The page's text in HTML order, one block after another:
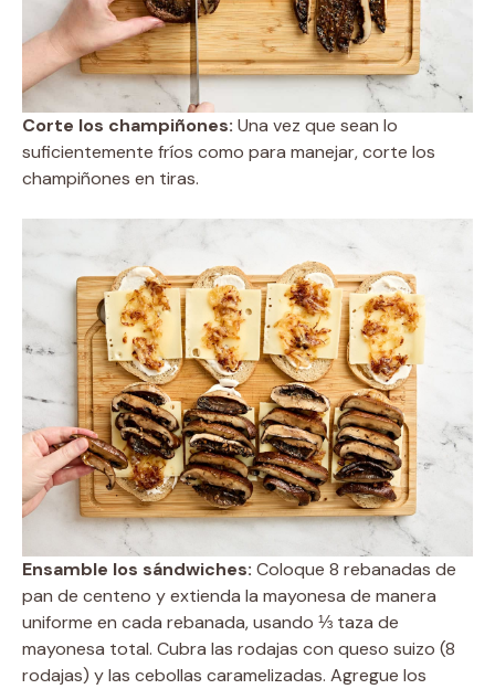
Corte los champiñones: Una vez que sean lo
suficientemente fríos como para manejar, corte los
champiñones en tiras.
Ensamble los sándwiches: Coloque 8 rebanadas de
pan de centeno y extienda la mayonesa de manera
uniforme en cada rebanada, usando ⅓ taza de
mayonesa total. Cubra las rodajas con queso suizo (8
rodajas) y las cebollas caramelizadas. Agregue los